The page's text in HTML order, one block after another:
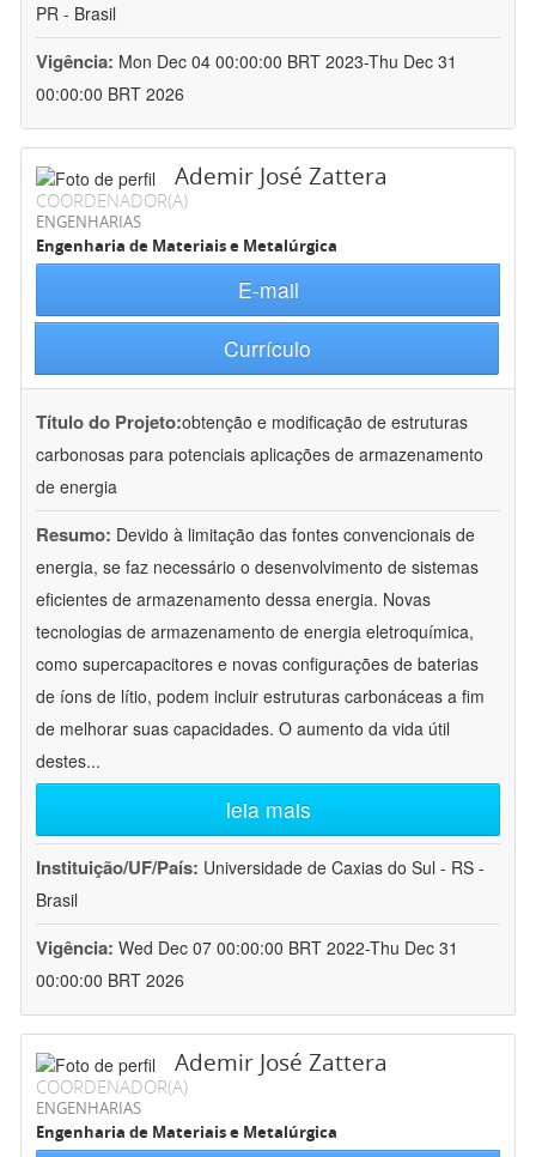
PR - Brasil
Vigência: Mon Dec 04 00:00:00 BRT 2023-Thu Dec 31
00:00:00 BRT 2026
Ademir José Zattera
COORDENADOR(A)
ENGENHARIAS
Engenharia de Materiais e Metalúrgica
E-mail
Currículo
Título do Projeto:obtenção e modificação de estruturas
carbonosas para potenciais aplicações de armazenamento
de energia
Resumo: Devido à limitação das fontes convencionais de
energia, se faz necessário o desenvolvimento de sistemas
eficientes de armazenamento dessa energia. Novas
tecnologias de armazenamento de energia eletroquímica,
como supercapacitores e novas configurações de baterias
de íons de lítio, podem incluir estruturas carbonáceas a fim
de melhorar suas capacidades. O aumento da vida útil
destes...
leia mais
Instituição/UF/País: Universidade de Caxias do Sul - RS -
Brasil
Vigência: Wed Dec 07 00:00:00 BRT 2022-Thu Dec 31
00:00:00 BRT 2026
Ademir José Zattera
COORDENADOR(A)
ENGENHARIAS
Engenharia de Materiais e Metalúrgica